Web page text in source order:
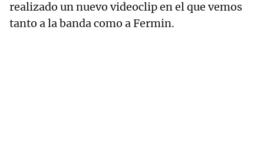
realizado un nuevo videoclip en el que vemos
tanto a la banda como a Fermin.